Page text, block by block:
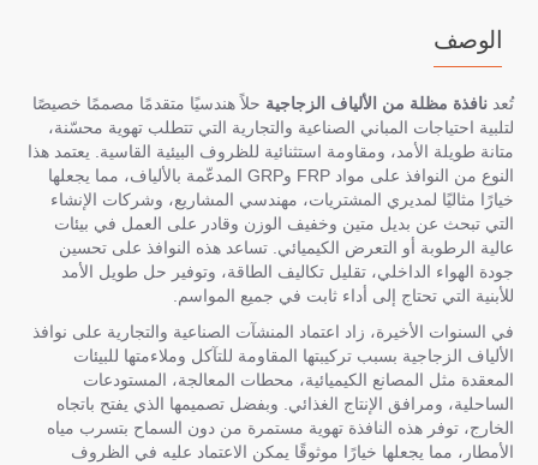
الوصف
تُعد نافذة مظلة من الألياف الزجاجية حلاً هندسيًا متقدمًا مصممًا خصيصًا
لتلبية احتياجات المباني الصناعية والتجارية التي تتطلب تهوية محسّنة،
متانة طويلة الأمد، ومقاومة استثنائية للظروف البيئية القاسية. يعتمد هذا
النوع من النوافذ على مواد FRP وGRP المدعّمة بالألياف، مما يجعلها
خيارًا مثاليًا لمديري المشتريات، مهندسي المشاريع، وشركات الإنشاء
التي تبحث عن بديل متين وخفيف الوزن وقادر على العمل في بيئات
عالية الرطوبة أو التعرض الكيميائي. تساعد هذه النوافذ على تحسين
جودة الهواء الداخلي، تقليل تكاليف الطاقة، وتوفير حل طويل الأمد
للأبنية التي تحتاج إلى أداء ثابت في جميع المواسم.
في السنوات الأخيرة، زاد اعتماد المنشآت الصناعية والتجارية على نوافذ
الألياف الزجاجية بسبب تركيبتها المقاومة للتآكل وملاءمتها للبيئات
المعقدة مثل المصانع الكيميائية، محطات المعالجة، المستودعات
الساحلية، ومرافق الإنتاج الغذائي. وبفضل تصميمها الذي يفتح باتجاه
الخارج، توفر هذه النافذة تهوية مستمرة من دون السماح بتسرب مياه
الأمطار، مما يجعلها خيارًا موثوقًا يمكن الاعتماد عليه في الظروف